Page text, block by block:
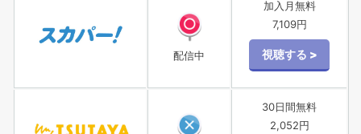
配信中
加入月無料
7,109円
30日間無料
2,052円